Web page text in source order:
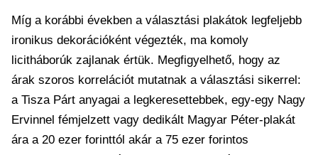
Míg a korábbi években a választási plakátok legfeljebb
ironikus dekorációként végezték, ma komoly
licitháborúk zajlanak értük. Megfigyelhető, hogy az
árak szoros korrelációt mutatnak a választási sikerrel:
a Tisza Párt anyagai a legkeresettebbek, egy-egy Nagy
Ervinnel fémjelzett vagy dedikált Magyar Péter-plakát
ára a 20 ezer forinttól akár a 75 ezer forintos